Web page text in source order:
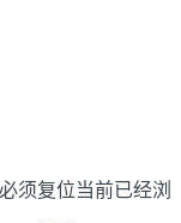
复位当前已经浏